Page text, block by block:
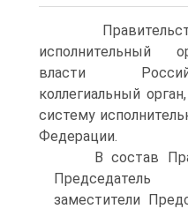
исполнительный
власти
коллегиальный
систему
Федерации.
В состав
Председатель
заместители